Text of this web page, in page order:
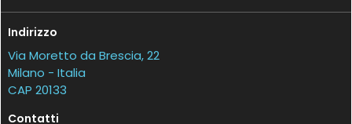
Indirizzo
Via Moretto da Brescia, 22
Milano - Italia
CAP 20133
Contatti